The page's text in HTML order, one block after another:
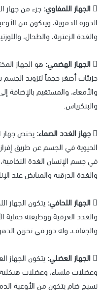
 الجهاز اللمفاوي:
جزء من جهاز
الدورة الدموية، ويتكون من
والغدة الزعترية، والطحال،
 الجهاز الهضمي:
هو الجهاز
جزيئات أصغر حجماََ لتزويد الجسم
والأمعاء، والمستقيم بالإضافة
والبنكرياس.
 جهاز الغدد الصماء:
يختص جهاز
الحيوية في الجسم عن طريق
في جسم الإنسان الغدة النخامية،
والغدة الدرقية والمبايض عند
 الجهاز اللحافي:
يتكون الجهاز
والغدد العرقية ووظيفته حماية
والجفاف، وله دور في تخزين
 الجهاز العضلي:
يتكون الجهاز
وعضلات ملساء، وعضلات
نسيج ضام يتكون من الأوعية